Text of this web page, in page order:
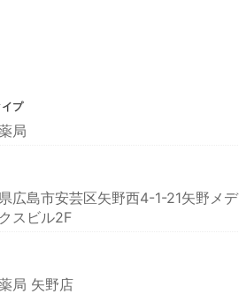
プ
局
広島市安芸区矢野西4-1-21矢野メデ
スビル2F
局 矢野店